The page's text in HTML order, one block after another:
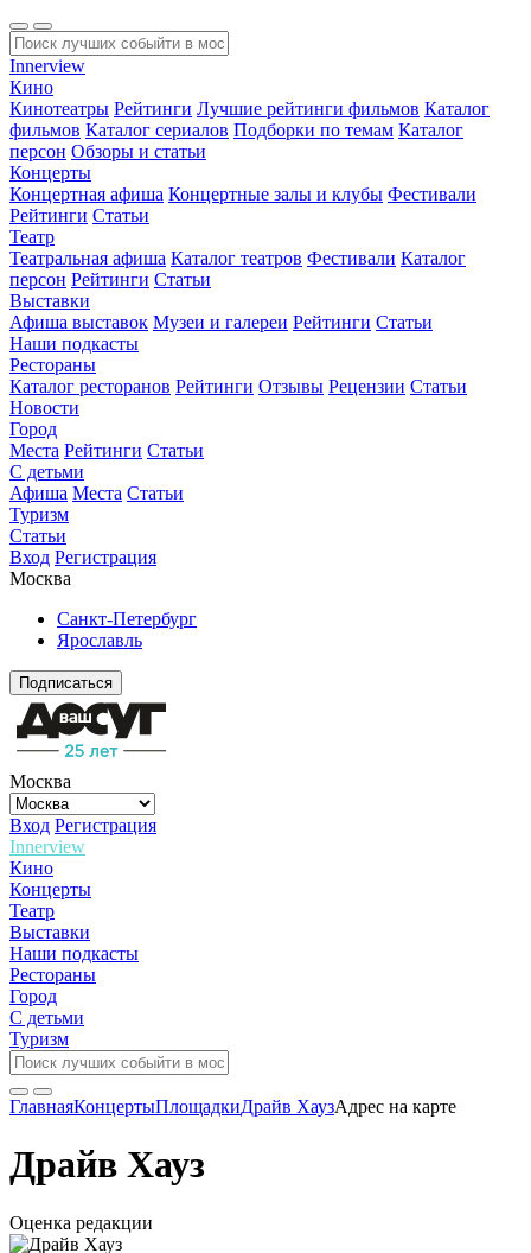
Innerview
Кино
Кинотеатры Рейтинги Лучшие рейтинги фильмов Каталог
фильмов Каталог сериалов Подборки по темам Каталог
персон Обзоры и статьи
Концерты
Концертная афиша Концертные залы и клубы Фестивали
Рейтинги Статьи
Театр
Театральная афиша Каталог театров Фестивали Каталог
персон Рейтинги Статьи
Выставки
Афиша выставок Музеи и галереи Рейтинги Статьи
Наши подкасты
Рестораны
Каталог ресторанов Рейтинги Отзывы Рецензии Статьи
Новости
Город
Места Рейтинги Статьи
С детьми
Афиша Места Статьи
Туризм
Статьи
Вход Регистрация
Москва
Санкт-Петербург
Ярославль
Подписаться
Москва
Вход Регистрация
Innerview
Кино
Концерты
Театр
Выставки
Наши подкасты
Рестораны
Город
С детьми
Туризм
ГлавнаяКонцертыПлощадкиДрайв ХаузАдрес на карте
Драйв Хауз
Оценка редакции